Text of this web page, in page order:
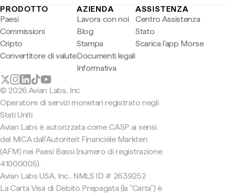
PRODOTTO
Paesi
Commissioni
Cripto
Convertitore di valute
AZIENDA
Lavora con noi
Blog
Stampa
Documenti legali
Informativa
ASSISTENZA
Centro Assistenza
Stato
Scarica l'app Morse
© 2026 Avian Labs, Inc
Operatore di servizi monetari registrato negli
Stati Uniti
Avian Labs è autorizzata come CASP ai sensi
del MiCA dall'Autoriteit Financiële Markten
(AFM) nei Paesi Bassi (numero di registrazione
41000005).
Avian Labs USA, Inc., NMLS ID # 2639252
La Carta Visa di Debito Prepagata (la "Carta") è